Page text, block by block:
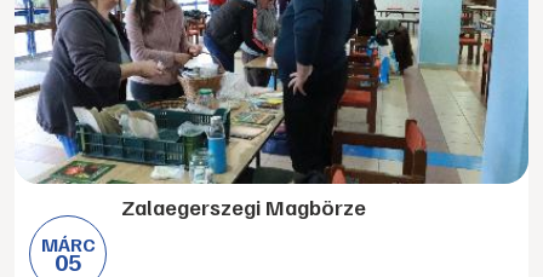
MÁRC
05
Zalaegerszegi Magbörze